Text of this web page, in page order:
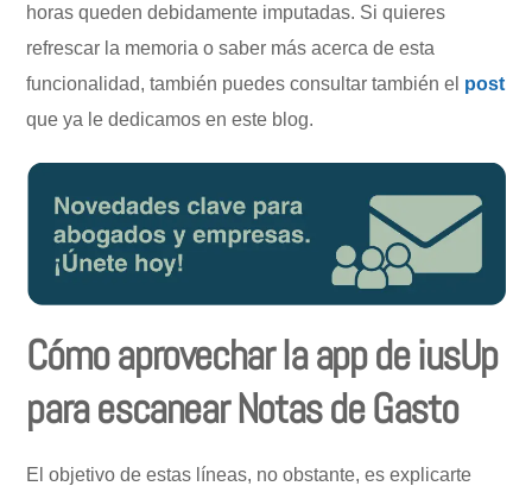
horas queden debidamente imputadas. Si quieres
refrescar la memoria o saber más acerca de esta
funcionalidad, también puedes consultar también el post
que ya le dedicamos en este blog.
Cómo aprovechar la app de iusUp
para escanear Notas de Gasto
El objetivo de estas líneas, no obstante, es explicarte